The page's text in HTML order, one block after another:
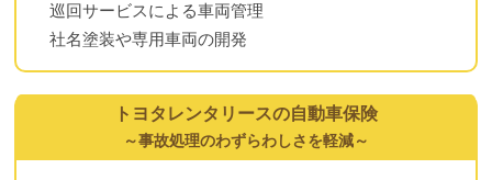
巡回サービスによる車両管理
社名塗装や専用車両の開発
トヨタレンタリースの自動車保険
～事故処理のわずらわしさを軽減～